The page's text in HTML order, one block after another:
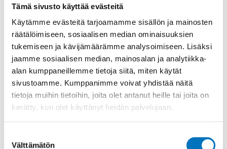
Tämä sivusto käyttää evästeitä
Käytämme evästeitä tarjoamamme sisällön ja mainosten
räätälöimiseen, sosiaalisen median ominaisuuksien
tukemiseen ja kävijämäärämme analysoimiseen. Lisäksi
jaamme sosiaalisen median, mainosalan ja analytiikka-
alan kumppaneillemme tietoja siitä, miten käytät
sivustoamme. Kumppanimme voivat yhdistää näitä
tietoja muihin tietoihin, joita olet antanut heille tai joita on
kerätty, kun olet käyttänyt heidän palvelujaan.
valinta
Välttämätön
Toimitusaika: 1-7 päivää
7,76€/ kpl(alv 0)
HSK-
NPT
1/2"
HOLKKITIIVISTE
määrä
Lisää ostoskoriin